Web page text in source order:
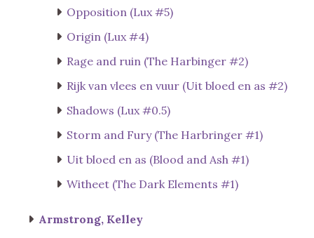
Opposition (Lux #5)
Origin (Lux #4)
Rage and ruin (The Harbinger #2)
Rijk van vlees en vuur (Uit bloed en as #2)
Shadows (Lux #0.5)
Storm and Fury (The Harbringer #1)
Uit bloed en as (Blood and Ash #1)
Witheet (The Dark Elements #1)
Armstrong, Kelley